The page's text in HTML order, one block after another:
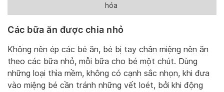
hóa
Các bữa ăn được chia nhỏ
Không nên ép các bé ăn, bé bị tay chân miệng nên ăn
theo các bữa nhỏ, mỗi bữa cho bé một chút. Dùng
những loại thìa mềm, không có cạnh sắc nhọn, khi đưa
vào miệng bé cần tránh những vết loét, bởi khi động